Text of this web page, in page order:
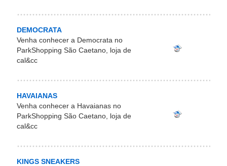
DEMOCRATA
Venha conhecer a Democrata no
ParkShopping São Caetano, loja de
cal&cc
HAVAIANAS
Venha conhecer a Havaianas no
ParkShopping São Caetano, loja de
cal&cc
KINGS SNEAKERS